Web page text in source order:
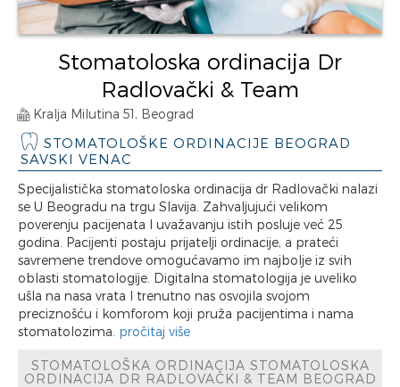
Stomatoloska ordinacija Dr
Radlovački & Team
Kralja Milutina 51, Beograd
STOMATOLOŠKE ORDINACIJE BEOGRAD
SAVSKI VENAC
Specijalistička stomatoloska ordinacija dr Radlovački nalazi
se U Beogradu na trgu Slavija. Zahvaljujući velikom
poverenju pacijenata I uvažavanju istih posluje već 25
godina. Pacijenti postaju prijatelji ordinacije, a prateći
savremene trendove omogućavamo im najbolje iz svih
oblasti stomatologije. Digitalna stomatologija je uveliko
ušla na nasa vrata I trenutno nas osvojila svojom
preciznošću i komforom koji pruža pacijentima i nama
stomatolozima. pročitaj više
STOMATOLOŠKA ORDINACIJA STOMATOLOSKA
ORDINACIJA DR RADLOVAČKI & TEAM BEOGRAD